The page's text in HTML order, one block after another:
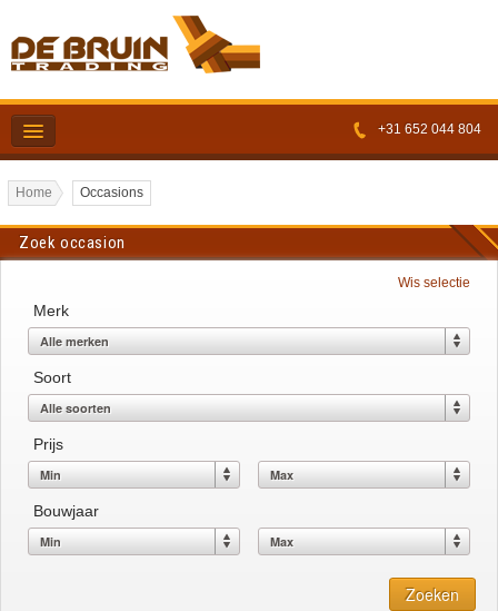
+31 652 044 804
Voorraad Bedrijfsinfo
Contact
Home Occasions
Zoek occasion
Wis selectie
Merk
Soort
Prijs
Bouwjaar
Zoeken